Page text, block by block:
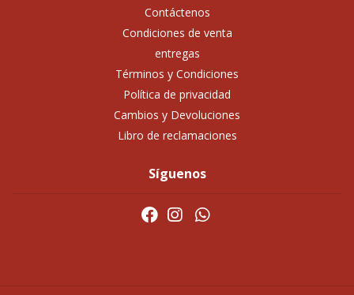
Contáctenos
Condiciones de venta
entregas
Términos y Condiciones
Política de privacidad
Cambios y Devoluciones
Libro de reclamaciones
Síguenos